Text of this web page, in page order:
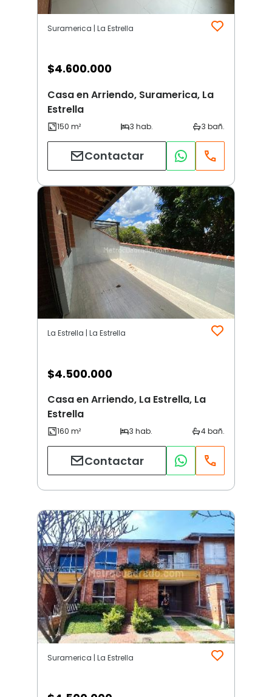
Suramerica | La Estrella
$4.600.000
Casa en Arriendo, Suramerica, La
Estrella
Contactar
La Estrella | La Estrella
$4.500.000
Casa en Arriendo, La Estrella, La
Estrella
Contactar
Suramerica | La Estrella